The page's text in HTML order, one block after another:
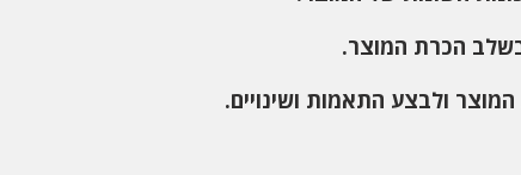
בשלב הכרת המוצר.
ולבצע התאמות ושינויים.